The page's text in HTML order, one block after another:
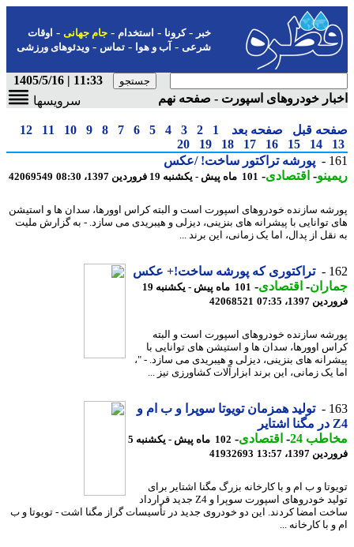
-کرونا-استخدام- جام جهانی-اوقات
شرعی-آب و هوا-تماس-ویدئوهای ورزشی
11:33 | 1405/5/16
خودروهای اسپورت - صفحه نهم
سرویسها
قبل صفحه بعد 1
2
3
4
5
6
7
8
9
10
11
12
14
15
16
17
18
19
20
پورشه تراکتور ساخت! /عکس
-اقتصادی-101 ماه پیش - یکشنبه 19 فروردین 1397، 08:30 42069549
سازنده خودروهای اسپورت است و البته کراس اوورها، سدان ها و استیشن
توانایی با پیشرانه های بنزینی، دیزلی و هیبریدی می سازد. - به گزارش ملیت
از پدال، اما یک زمانی، این برند ...
تراکتوری که پورشه ساخت!+ عکس
- اقتصادی-
101 ماه پیش - یکشنبه 19
1397، 07:35
42068521
سازنده خودروهای اسپورت است و البته
اوورها، سدان ها و استیشن های توانایی با
های بنزینی، دیزلی و هیبریدی می سازد. - "،
یک زمانی، این برند ابزارآلات کشاورزی نیز ...
تولید همزمان تویوتا سوپرا و ب ام و
24
-اقتصادی-
102 ماه پیش - یکشنبه 5
1397، 13:57
41932693
و ب ام و با کارخانه بزرگ مگنا اشتایر برای
تولید خودروهای اسپورت سوپرا و Z4 جدید قرارداد
امضا کردند. این دو خودروی جدید در تأسیسات گراز مگنا اشت - تویوتا و ب
با کارخانه ...